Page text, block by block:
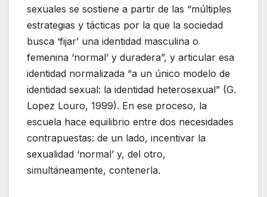
sexuales se sostiene a partir de las “múltiples
estrategias y tácticas por la que la sociedad
busca ‘fijar’ una identidad masculina o
femenina ‘normal’ y duradera”, y articular esa
identidad normalizada “a un único modelo de
identidad sexual: la identidad heterosexual” (G.
Lopez Louro, 1999). En ese proceso, la
escuela hace equilibrio entre dos necesidades
contrapuestas: de un lado, incentivar la
sexualidad ‘normal’ y, del otro,
simultáneamente, contenerla.